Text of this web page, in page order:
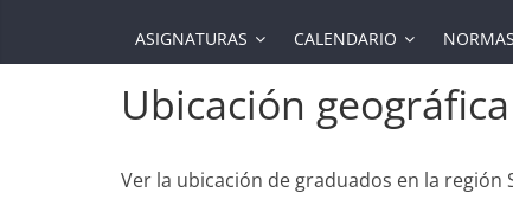
ASIGNATURAS CALENDARIO NORMAS
Ubicación geográfica
Ver la ubicación de graduados en la región